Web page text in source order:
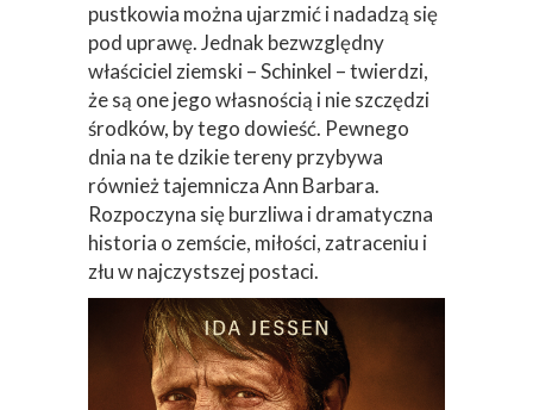
pustkowia można ujarzmić i nadadzą się
pod uprawę. Jednak bezwzględny
właściciel ziemski – Schinkel – twierdzi,
że są one jego własnością i nie szczędzi
środków, by tego dowieść. Pewnego
dnia na te dzikie tereny przybywa
również tajemnicza Ann Barbara.
Rozpoczyna się burzliwa i dramatyczna
historia o zemście, miłości, zatraceniu i
złu w najczystszej postaci.